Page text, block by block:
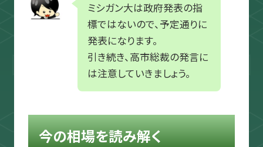
ミシガン大は政府発表の指
標ではないので、予定通りに
発表になります。
引き続き、高市総裁の発言に
は注意していきましょう。
今の相場を読み解く